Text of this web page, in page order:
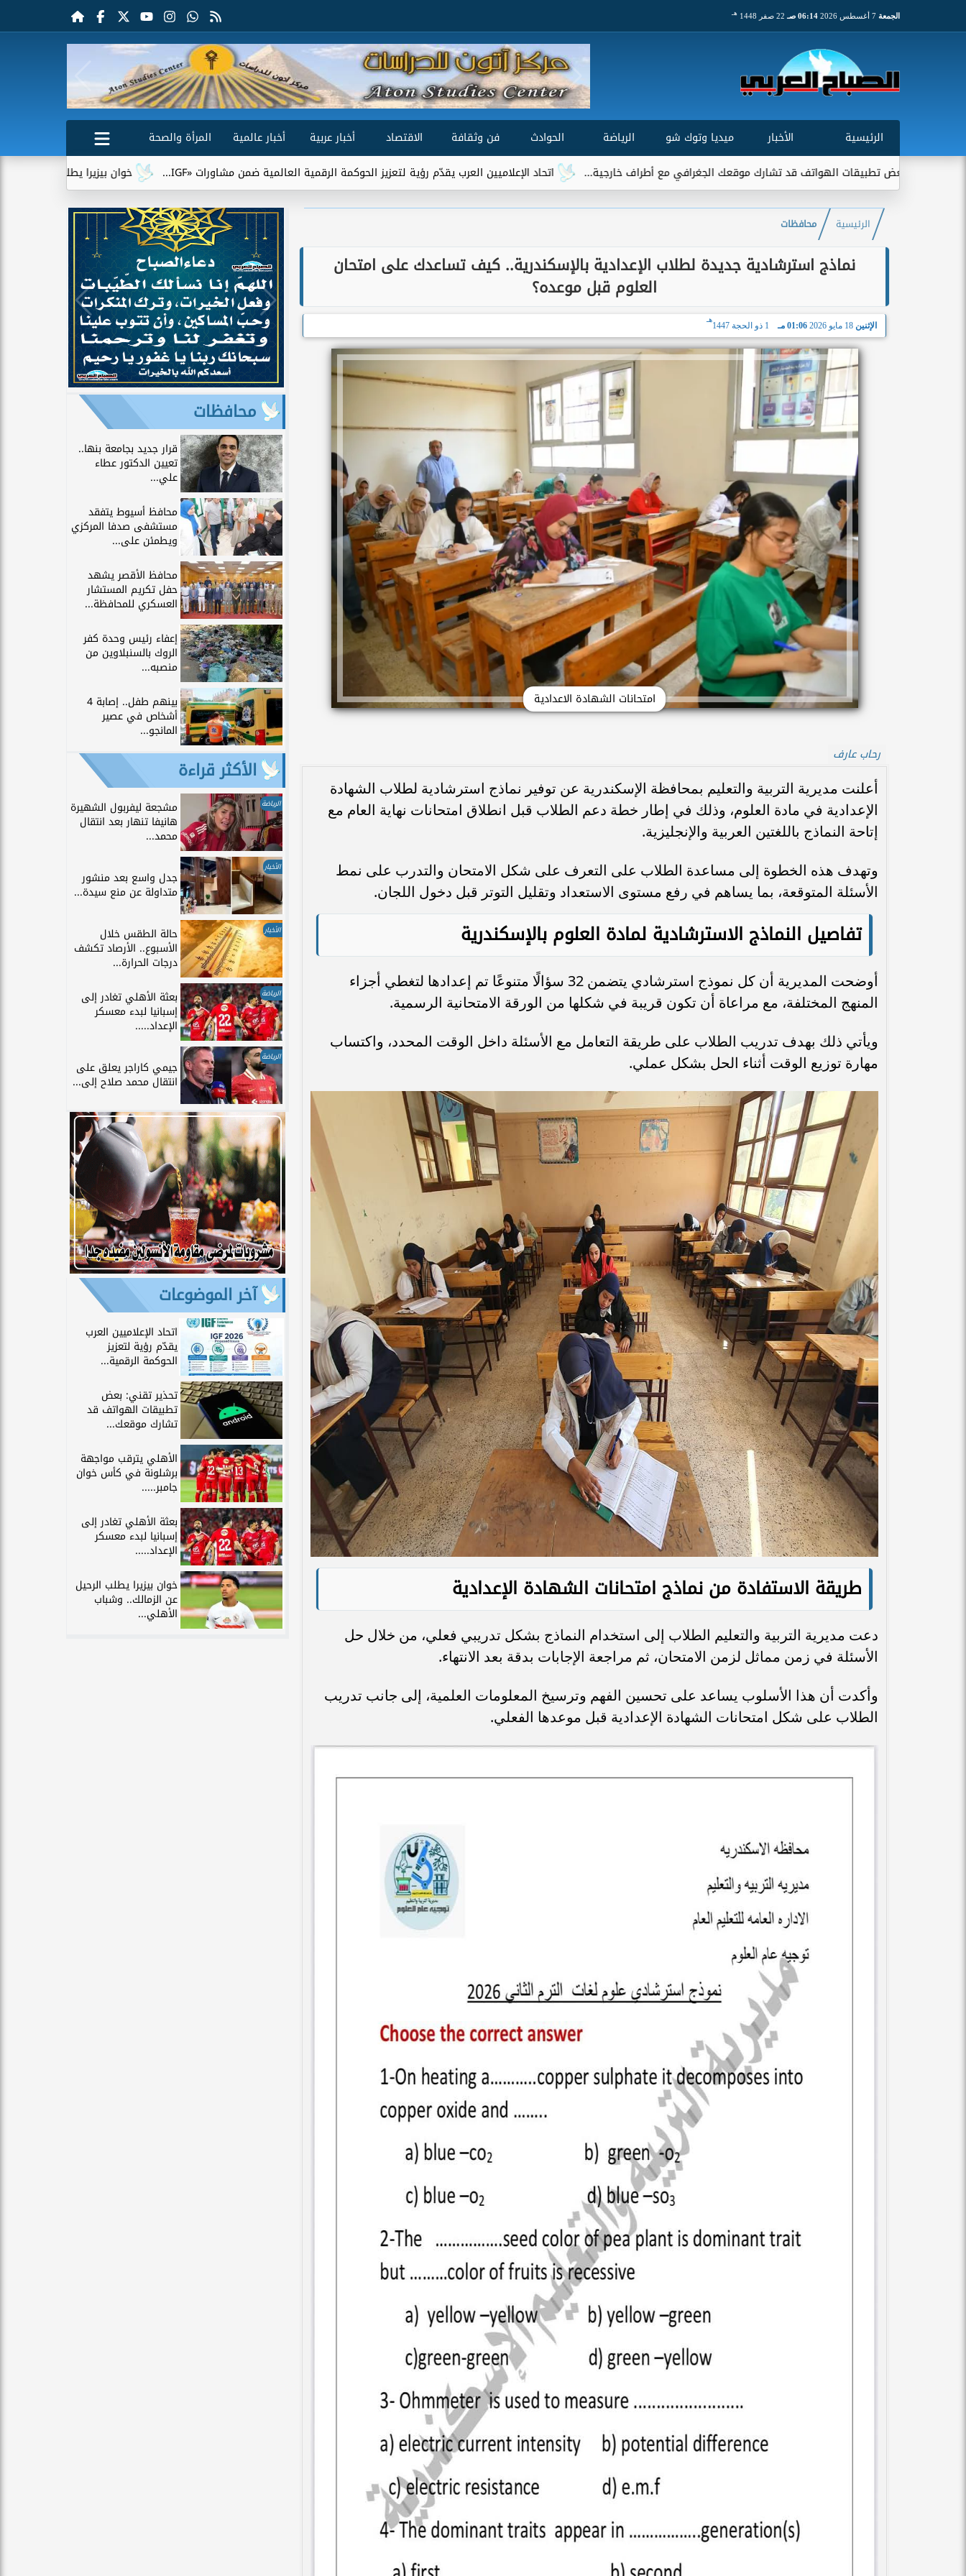
الجمعة 06:14 صـ 22 صفر 1448 هـ
الرئيسية الأخبار ميديا وتوك شو الرياضة الحوادث فن وثقافة الاقتصاد أخبار عربية أخبار عالمية
المرأة والصحة
خوان بيزيرا يطلب الرحيل عن الزمالك.. وشباب
اتحاد الإعلاميين العرب يقدّم رؤية لتعزيز الحوكمة الرقمية العالمية ضمن مشاورات «IGF... الهواتف قد تشارك موقعك الجغرافي مع أطراف خارجية...
الرئيسية محافظات
نماذج استرشادية جديدة لطلاب الإعدادية بالإسكندرية.. كيف تساعدك على امتحان
العلوم قبل موعده؟
الإثنين 18 مايو 2026 01:06 مـ 1 ذو الحجة 1447
هـ
امتحانات الشهادة الاعدادية
رحاب عارف
أعلنت مديرية التربية والتعليم بمحافظة الإسكندرية عن توفير نماذج استرشادية لطلاب الشهادة
الإعدادية في مادة العلوم، وذلك في إطار خطة دعم الطلاب قبل انطلاق امتحانات نهاية العام مع
إتاحة النماذج باللغتين العربية والإنجليزية.
وتهدف هذه الخطوة إلى مساعدة الطلاب على التعرف على شكل الامتحان والتدرب على نمط
الأسئلة المتوقعة، بما يساهم في رفع مستوى الاستعداد وتقليل التوتر قبل دخول اللجان.
تفاصيل النماذج الاسترشادية لمادة العلوم بالإسكندرية
أوضحت المديرية أن كل نموذج استرشادي يتضمن 32 سؤالًا متنوعًا تم إعدادها لتغطي أجزاء
المنهج المختلفة، مع مراعاة أن تكون قريبة في شكلها من الورقة الامتحانية الرسمية.
ويأتي ذلك بهدف تدريب الطلاب على طريقة التعامل مع الأسئلة داخل الوقت المحدد، واكتساب
مهارة توزيع الوقت أثناء الحل بشكل عملي.
طريقة الاستفادة من نماذج امتحانات الشهادة الإعدادية
دعت مديرية التربية والتعليم الطلاب إلى استخدام النماذج بشكل تدريبي فعلي، من خلال حل
الأسئلة في زمن مماثل لزمن الامتحان، ثم مراجعة الإجابات بدقة بعد الانتهاء.
وأكدت أن هذا الأسلوب يساعد على تحسين الفهم وترسيخ المعلومات العلمية، إلى جانب تدريب
الطلاب على شكل امتحانات الشهادة الإعدادية قبل موعدها الفعلي.
محافظات
قرار جديد بجامعة بنها..
تعيين الدكتور عطاء
علي...
محافظ أسيوط يتفقد
مستشفى صدفا المركزي
ويطمئن على...
محافظ الأقصر يشهد
حفل تكريم المستشار
العسكري للمحافظة...
إعفاء رئيس وحدة كفر
الروك بالسنبلاوين من
منصبه...
بينهم طفل.. إصابة 4
أشخاص في عصير
المانجو...
الأكثر قراءة
الرياضة مشجعة ليفربول الشهيرة
هانيفا تنهار بعد انتقال
محمد...
الأخبار
جدل واسع بعد منشور
متداولة عن منع سيدة...
الأخبار حالة الطقس خلال
الأسبوع.. الأرصاد تكشف
درجات الحرارة...
الرياضة بعثة الأهلي تغادر إلى
إسبانيا لبدء معسكر
الإعداد.....
الرياضة
جيمي كاراجر يعلق على
انتقال محمد صلاح إلى...
آخر الموضوعات
اتحاد الإعلاميين العرب
يقدّم رؤية لتعزيز
الحوكمة الرقمية...
تحذير تقني: بعض
تطبيقات الهواتف قد
تشارك موقعك...
الأهلي يترقب مواجهة
برشلونة في كأس خوان
جامبر.....
بعثة الأهلي تغادر إلى
إسبانيا لبدء معسكر
الإعداد.....
خوان بيزيرا يطلب الرحيل
عن الزمالك.. وشباب
الأهلي...